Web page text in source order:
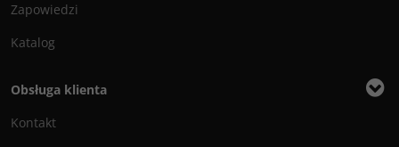
Zapowiedzi
Katalog
Obsługa klienta
Kontakt